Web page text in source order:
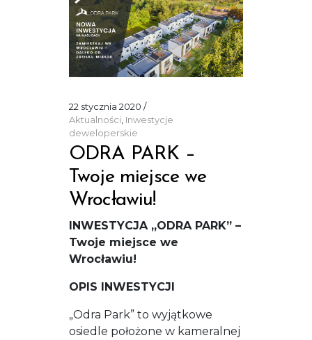
22 stycznia 2020
Aktualności Inwestycje
deweloperskie
ODRA PARK –
Twoje miejsce we
Wrocławiu!
INWESTYCJA „ODRA PARK” –
Twoje miejsce we
Wrocławiu!
OPIS INWESTYCJI
„Odra Park” to wyjątkowe
osiedle położone w kameralnej